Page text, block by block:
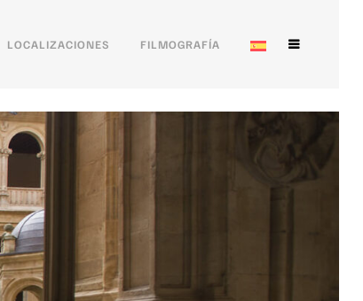
LOCALIZACIONES FILMOGRAFÍA